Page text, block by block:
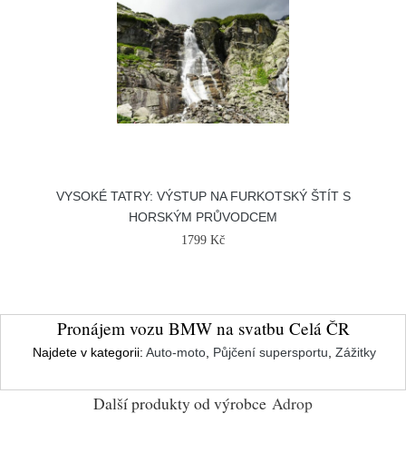
VYSOKÉ TATRY: VÝSTUP NA FURKOTSKÝ ŠTÍT S
HORSKÝM PRŮVODCEM
1799 Kč
Pronájem vozu BMW na svatbu Celá ČR
Najdete v kategorii: Auto-moto, Půjčení supersportu Zážitky
Další produkty od výrobce Adrop